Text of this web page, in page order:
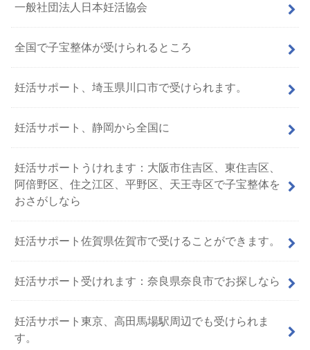
一般社団法人日本妊活協会
全国で子宝整体が受けられるところ
妊活サポート、埼玉県川口市で受けられます。
妊活サポート、静岡から全国に
妊活サポートうけれます：大阪市住吉区、東住吉区、
阿倍野区、住之江区、平野区、天王寺区で子宝整体を
おさがしなら
妊活サポート佐賀県佐賀市で受けることができます。
妊活サポート受けれます：奈良県奈良市でお探しなら
妊活サポート東京、高田馬場駅周辺でも受けられま
す。